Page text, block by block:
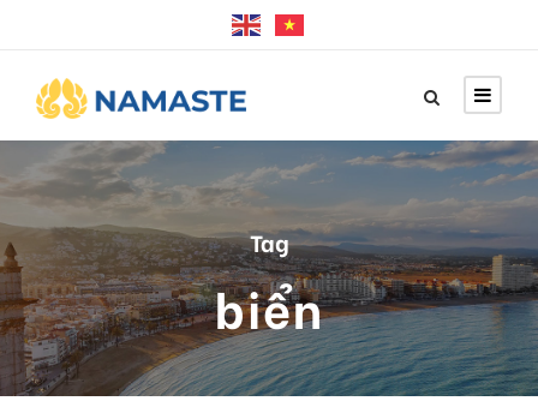
Tag
biển